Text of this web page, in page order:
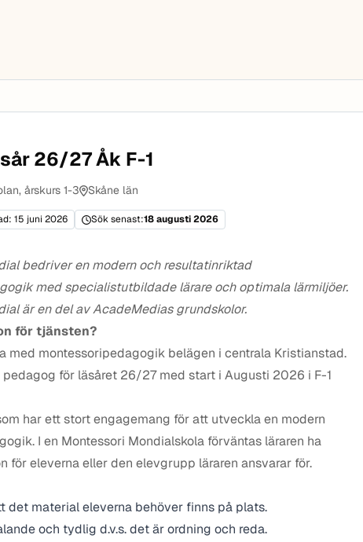
26/27 Åk F-1
årskurs 1-3 Skåne län
15 juni 2026 Sök senast:18 augusti 2026
bedriver en modern och resultatinriktad
med specialistutbildade lärare och optimala lärmiljöer.
är en del av AcadeMedias grundskolor.
för tjänsten?
med montessoripedagogik belägen i centrala Kristianstad.
för läsåret 26/27 med start i Augusti 2026 i F-1
har ett stort engagemang för att utveckla en modern
I en Montessori Mondialskola förväntas läraren ha
för eleverna eller den elevgrupp läraren ansvarar för.
det material eleverna behöver finns på plats.
och tydlig d.v.s. det är ordning och reda.